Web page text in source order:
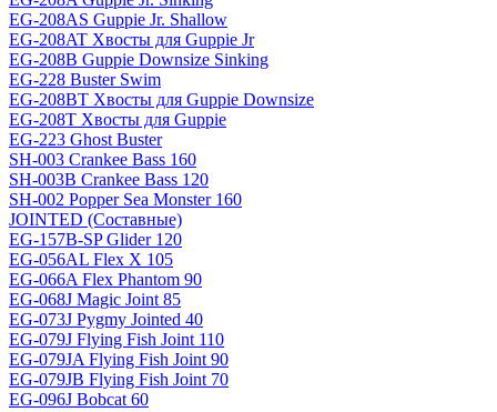
EG-208AS Guppie Jr. Shallow
EG-208AT Хвосты для Guppie Jr
EG-208B Guppie Downsize Sinking
EG-228 Buster Swim
EG-208BT Хвосты для Guppie Downsize
EG-208T Хвосты для Guppie
EG-223 Ghost Buster
SH-003 Crankee Bass 160
SH-003B Crankee Bass 120
SH-002 Popper Sea Monster 160
JOINTED (Составные)
EG-157B-SP Glider 120
EG-056AL Flex X 105
EG-066A Flex Phantom 90
EG-068J Magic Joint 85
EG-073J Pygmy Jointed 40
EG-079J Flying Fish Joint 110
EG-079JA Flying Fish Joint 90
EG-079JB Flying Fish Joint 70
EG-096J Bobcat 60